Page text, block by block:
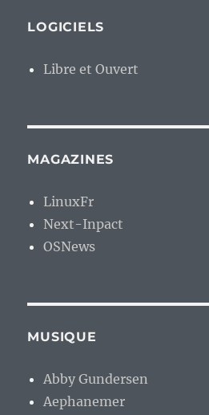
LOGICIELS
Libre et Ouvert
MAGAZINES
LinuxFr
Next-Inpact
OSNews
MUSIQUE
Abby Gundersen
Aephanemer